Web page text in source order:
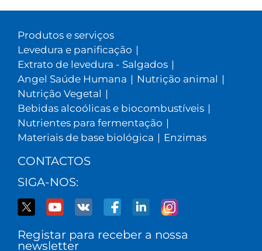
Produtos e serviços
Levedura e panificação |
Extrato de levedura - Salgados |
Angel Saúde Humana | Nutrição animal |
Nutrição Vegetal |
Bebidas alcoólicas e biocombustíveis |
Nutrientes para fermentação |
Materiais de base biológica | Enzimas
CONTACTOS
SIGA-NOS:
Registar para receber a nossa
newsletter